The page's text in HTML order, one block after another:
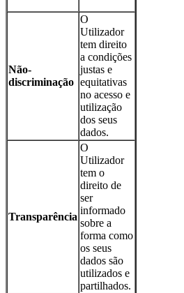
Não-
discriminação
O
Utilizador
tem direito
a condições
justas e
equitativas
no acesso e
utilização
dos seus
dados.
Transparência
O
Utilizador
tem o
direito de
ser
informado
sobre a
forma como
os seus
dados são
utilizados e
partilhados.